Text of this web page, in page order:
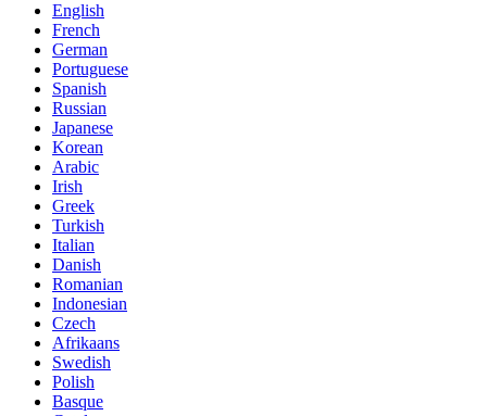
English
French
German
Portuguese
Spanish
Russian
Japanese
Korean
Arabic
Irish
Greek
Turkish
Italian
Danish
Romanian
Indonesian
Czech
Afrikaans
Swedish
Polish
Basque